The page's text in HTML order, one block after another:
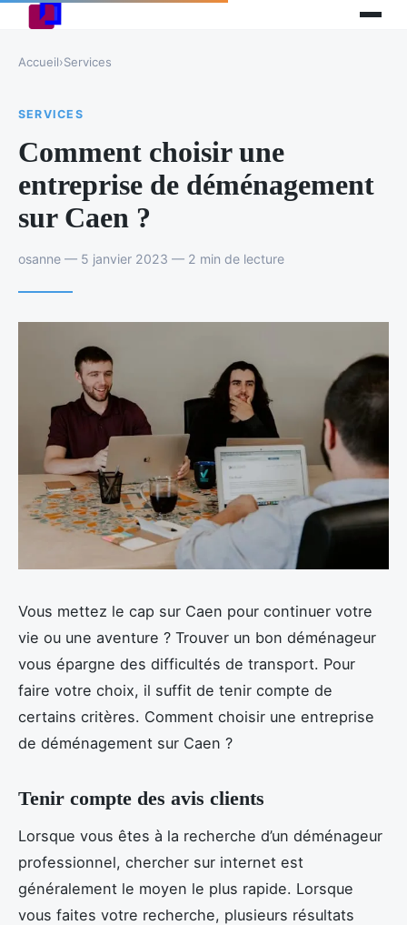
Accueil›Services
SERVICES
Comment choisir une
entreprise de déménagement
sur Caen ?
osanne — 5 janvier 2023 — 2 min de lecture
Vous mettez le cap sur Caen pour continuer votre
vie ou une aventure ? Trouver un bon déménageur
vous épargne des difficultés de transport. Pour
faire votre choix, il suffit de tenir compte de
certains critères. Comment choisir une entreprise
de déménagement sur Caen ?
Tenir compte des avis clients
Lorsque vous êtes à la recherche d’un déménageur
professionnel, chercher sur internet est
généralement le moyen le plus rapide. Lorsque
vous faites votre recherche, plusieurs résultats